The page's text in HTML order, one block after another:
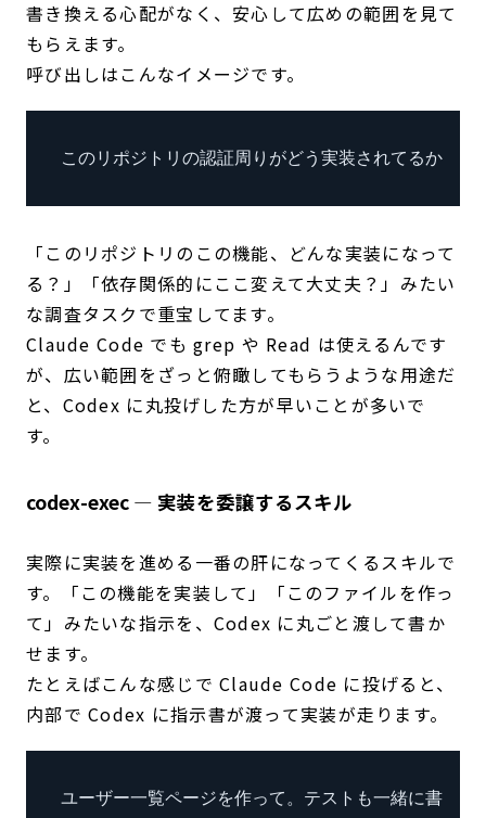
書き換える心配がなく、安心して広めの範囲を見て
もらえます。
呼び出しはこんなイメージです。
このリポジトリの認証周りがどう実装されてるか調べ
「このリポジトリのこの機能、どんな実装になって
る？」「依存関係的にここ変えて大丈夫？」みたい
な調査タスクで重宝してます。
Claude Code でも grep や Read は使えるんです
が、広い範囲をざっと俯瞰してもらうような用途だ
と、Codex に丸投げした方が早いことが多いで
す。
codex-exec — 実装を委譲するスキル
実際に実装を進める一番の肝になってくるスキルで
す。「この機能を実装して」「このファイルを作っ
て」みたいな指示を、Codex に丸ごと渡して書か
せます。
たとえばこんな感じで Claude Code に投げると、
内部で Codex に指示書が渡って実装が走ります。
ユーザー一覧ページを作って。テストも一緒に書いて